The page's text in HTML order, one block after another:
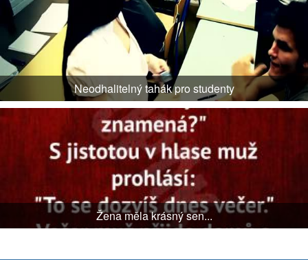
Neodhalitelný tahák pro studenty
Žena měla krásný sen...